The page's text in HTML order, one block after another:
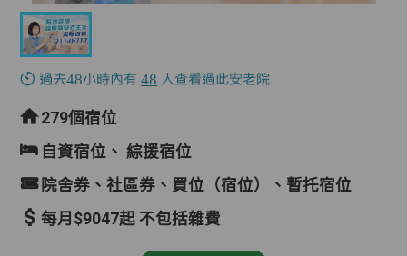
過去48小時內有48 人查看過此安老院
279個宿位
自資宿位、綜援宿位
院舍券、社區券、買位（宿位）、暫托宿位
每月$9047起 不包括雜費